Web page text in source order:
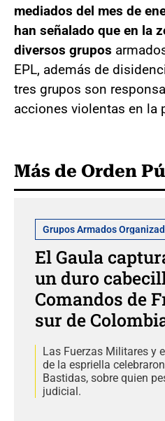
mediados del mes de
han señalado que en la
diversos grupos
EPL, además de
tres grupos son
acciones violentas en la
Más de Orden
Grupos Armados
El Gaula
un duro
Comandos de
sur de
Las Fuerzas Militares y
de la espriella
Bastidas, sobre quien
judicial.